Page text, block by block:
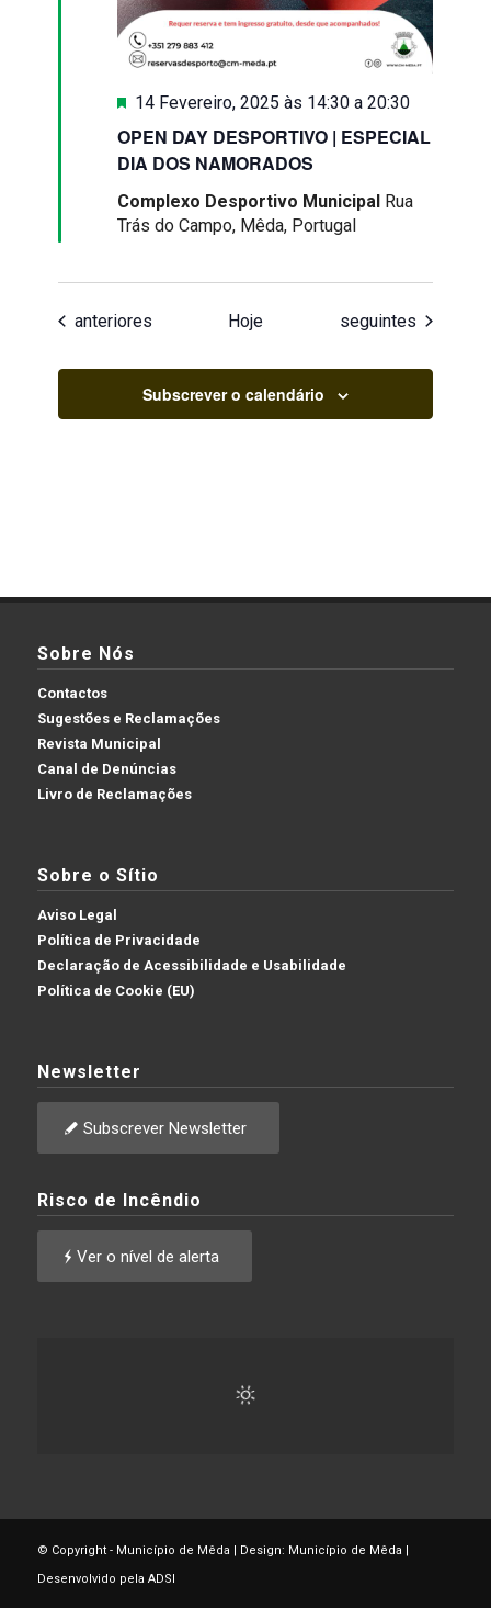
OPEN DAY DESPORTIVO | ESPECIAL
DIA DOS NAMORADOS
Destaque
14 Fevereiro, 2025 às 14:30 a20:30
Complexo Desportivo Municipal Rua
Trás do Campo, Mêda, Portugal
Eventos
anteriores Hoje Eventos
seguintes
Subscrever o calendário
Sobre Nós
Contactos
Sugestões e Reclamações
Revista Municipal
Canal de Denúncias
Livro de Reclamações
Sobre o Sítio
Aviso Legal
Política de Privacidade
Declaração de Acessibilidade e Usabilidade
Política de Cookie (EU)
Newsletter
Subscrever Newsletter
Risco de Incêndio
Ver o nível de alerta
© Copyright - Município de Mêda | Design: Município de Mêda |
Desenvolvido pela ADSI